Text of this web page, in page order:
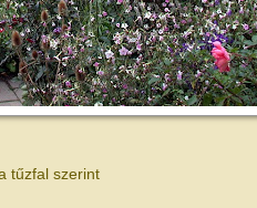
tűzfal szerint